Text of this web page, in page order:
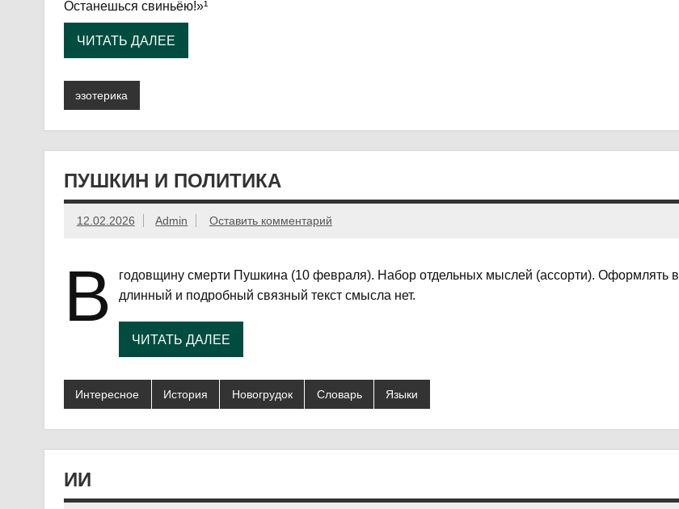
Останешься свиньёю!»¹
ЧИТАТЬ ДАЛЕЕ
эзотерика
ПУШКИН И ПОЛИТИКА
12.02.2026 Admin Оставить комментарий
В
годовщину смерти Пушкина (10 февраля). Набор отдельных мыслей (ассорти). Оформлять в
длинный и подробный связный текст смысла нет.
ЧИТАТЬ ДАЛЕЕ
Интересное История Новогрудок Словарь Языки
ИИ